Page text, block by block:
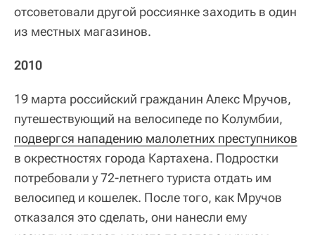
отсоветовали другой россиянке заходить в один
из местных магазинов.
2010
19 марта российский гражданин Алекс Мручов,
путешествующий на велосипеде по Колумбии,
подвергся нападению малолетних преступников
в окрестностях города Картахена. Подростки
потребовали у 72‑летнего туриста отдать им
велосипед и кошелек. После того, как Мручов
отказался это сделать, они нанесли ему